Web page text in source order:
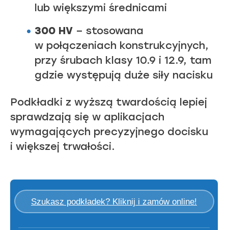
lub większymi średnicami
300 HV – stosowana
w połączeniach konstrukcyjnych,
przy śrubach klasy 10.9 i 12.9, tam
gdzie występują duże siły nacisku
Podkładki z wyższą twardością lepiej
sprawdzają się w aplikacjach
wymagających precyzyjnego docisku
i większej trwałości.
Szukasz podkładek? Kliknij i zamów online!